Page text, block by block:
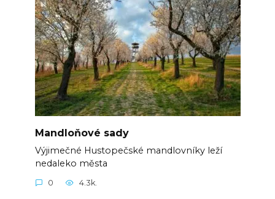
Mandloňové sady
Výjimečné Hustopečské mandlovníky leží
nedaleko města
0 4.3k.